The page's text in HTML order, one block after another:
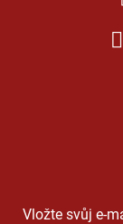
Vložte svůj e-